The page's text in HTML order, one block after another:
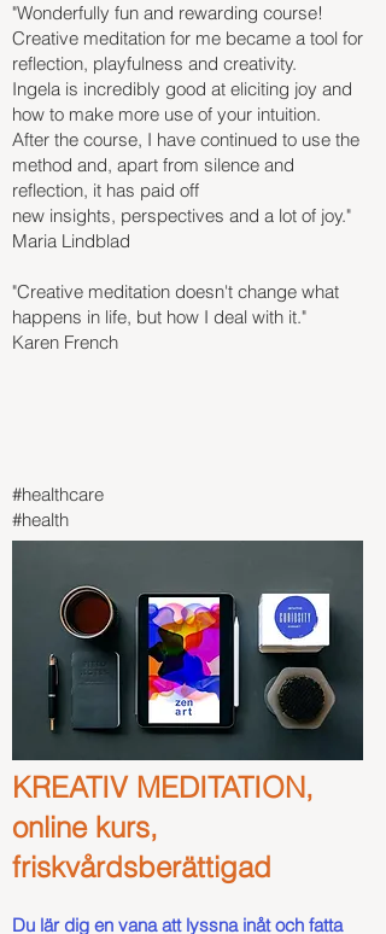
"Wonderfully fun and rewarding course!
Creative meditation for me became a tool for
reflection, playfulness and creativity.
Ingela is incredibly good at eliciting joy and
how to make more use of your intuition.
After the course, I have continued to use the
method and, apart from silence and
reflection, it has paid off
new insights, perspectives and a lot of joy."
Maria Lindblad
"Creative meditation doesn't change what
happens in life, but how I deal with it."
Karen French
#healthcare
#health
KREATIV MEDITATION,
online kurs,
friskvårdsberättigad
Du lär dig en vana att lyssna inåt och fatta